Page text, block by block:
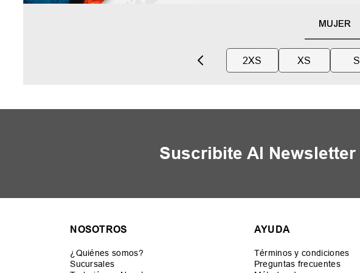
MUJER
2XS XS S
Suscribite Al Newsletter
NOSOTROS
¿Quiénes somos?
Sucursales
AYUDA
Términos y condiciones
Preguntas frecuentes